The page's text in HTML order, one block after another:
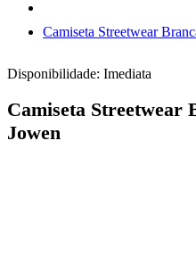
Camiseta Streetwear
Disponibilidade: Imediata
Camiseta Streetwear
Jowen